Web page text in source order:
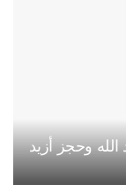
وحجز أزيد